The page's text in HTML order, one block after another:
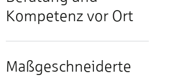
Kompetenz vor Ort
Maßgeschneiderte